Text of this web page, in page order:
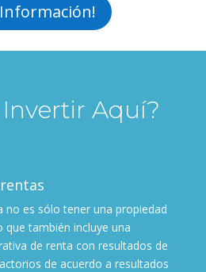
Información!
Aquí?
no es sólo tener una propiedad
que también incluye una
de renta con resultados de
de acuerdo a resultados